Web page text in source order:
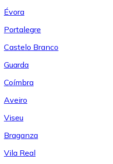
Évora
Portalegre
Castelo Branco
Guarda
Coímbra
Aveiro
Viseu
Braganza
Vila Real